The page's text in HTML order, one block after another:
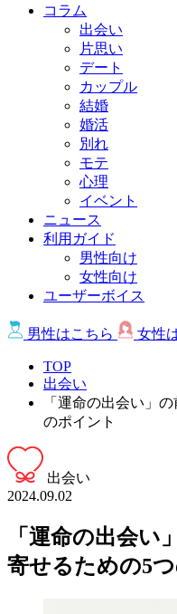
コラム
出会い
片思い
デート
カップル
結婚
婚活
別れ
モテ
心理
イベント
ニュース
利用ガイド
男性向け
女性向け
ユーザーボイス
男性はこちら 女性
TOP
出会い
「運命の出会い」
のポイント
出会い
2024.09.02
「運命の出会い
寄せるための5